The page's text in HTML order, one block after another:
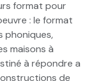
format pour
: le format
phoniques,
maisons à
à répondre a
de